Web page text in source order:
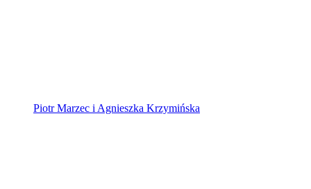
Piotr Marzec i Agnieszka Krzymińska